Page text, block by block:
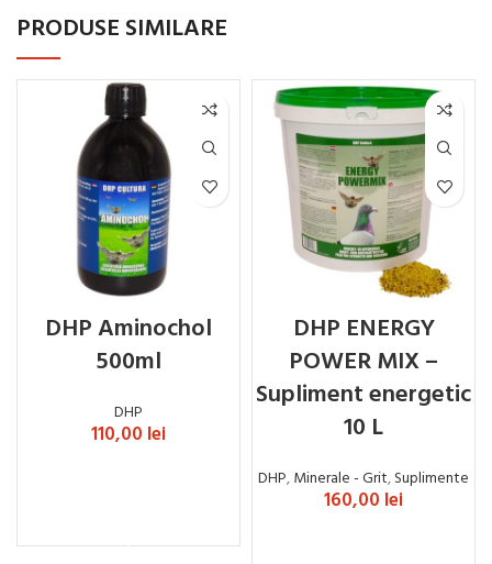
PRODUSE SIMILARE
DHP Aminochol
500ml
DHP
110,00 lei
DHP ENERGY
POWER MIX –
Supliment energetic
10 L
DHP,Minerale - Grit,Suplimente
160,00 lei